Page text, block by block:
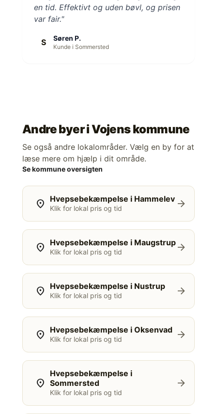
en tid. Effektivt og uden bøvl, og prisen
var fair."
S Søren P.
Kunde i Sommersted
Andre byer iVojens kommune
Se også andre lokalområder. Vælg en by for at
læse mere om hjælp i dit område.
Se kommune oversigten
location_on Hvepsebekæmpelse i Hammelev
Klik for lokal pris og tid arrow_forward
location_on Hvepsebekæmpelse i Maugstrup
Klik for lokal pris og tid arrow_forward
location_on Hvepsebekæmpelse i Nustrup
Klik for lokal pris og tid arrow_forward
location_on Hvepsebekæmpelse i Oksenvad
Klik for lokal pris og tid arrow_forward
location_on
Hvepsebekæmpelse i
Sommersted
Klik for lokal pris og tid
arrow_forward